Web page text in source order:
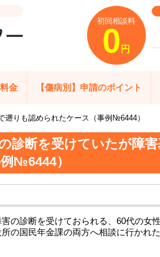
初回相談料
0 円
金 【傷病別】申請のポイント
遡りも認められたケース（事例№6444）
診断を受けていたが障
№6444）
の診断を受けておられる、60代の女
の国民年金課の両方へ相談に行かれ